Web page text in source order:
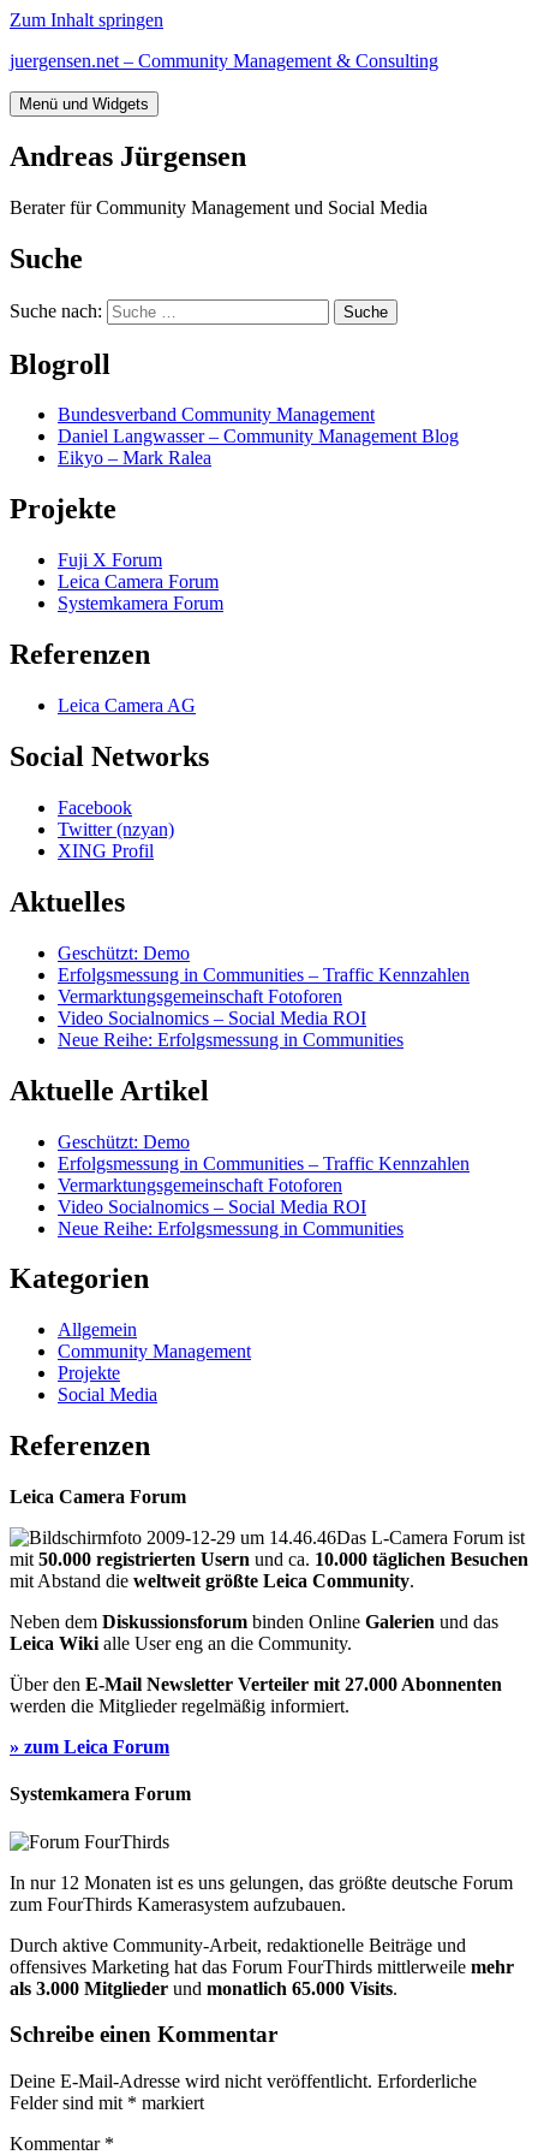
Zum Inhalt springen
juergensen.net – Community Management & Consulting
Menü und Widgets
Andreas Jürgensen
Berater für Community Management und Social Media
Suche
Suche nach:
Blogroll
Bundesverband Community Management
Daniel Langwasser – Community Management Blog
Eikyo – Mark Ralea
Projekte
Fuji X Forum
Leica Camera Forum
Systemkamera Forum
Referenzen
Leica Camera AG
Social Networks
Facebook
Twitter (nzyan)
XING Profil
Aktuelles
Geschützt: Demo
Erfolgsmessung in Communities – Traffic Kennzahlen
Vermarktungsgemeinschaft Fotoforen
Video Socialnomics – Social Media ROI
Neue Reihe: Erfolgsmessung in Communities
Aktuelle Artikel
Geschützt: Demo
Erfolgsmessung in Communities – Traffic Kennzahlen
Vermarktungsgemeinschaft Fotoforen
Video Socialnomics – Social Media ROI
Neue Reihe: Erfolgsmessung in Communities
Kategorien
Allgemein
Community Management
Projekte
Social Media
Referenzen
Leica Camera Forum
Das L-Camera Forum ist
mit 50.000 registrierten Usern und ca. 10.000 täglichen Besuchen
mit Abstand die weltweit größte Leica Community.
Neben dem Diskussionsforum binden Online Galerien und das
Leica Wiki alle User eng an die Community.
Über den E-Mail Newsletter Verteiler mit 27.000 Abonnenten
werden die Mitglieder regelmäßig informiert.
» zum Leica Forum
Systemkamera Forum
In nur 12 Monaten ist es uns gelungen, das größte deutsche Forum
zum FourThirds Kamerasystem aufzubauen.
Durch aktive Community-Arbeit, redaktionelle Beiträge und
offensives Marketing hat das Forum FourThirds mittlerweile mehr
als 3.000 Mitglieder und monatlich 65.000 Visits.
Schreibe einen Kommentar
Deine E-Mail-Adresse wird nicht veröffentlicht. Erforderliche
Felder sind mit * markiert
Kommentar *